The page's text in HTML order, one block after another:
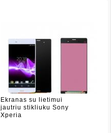
Ekranas su lietimui
jautriu stikliuku Sony
Xperia